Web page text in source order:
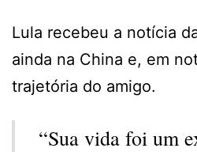
Lula recebeu a notícia
ainda na China e, em
trajetória do amigo.
“Sua vida foi um